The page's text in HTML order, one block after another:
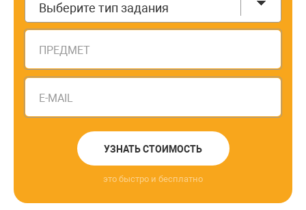
Выберите тип задания
ПРЕДМЕТ
E-MAIL
УЗНАТЬ СТОИМОСТЬ
это быстро и бесплатно